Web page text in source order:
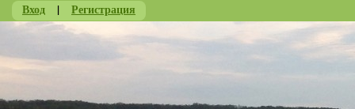
Вход | Регистрация